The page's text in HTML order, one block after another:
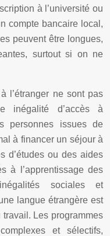
à l’université ou
compte bancaire local,
peuvent être longues,
surtout si on ne
l’étranger ne sont pas
inégalité d’accès à
personnes issues de
à financer un séjour à
d’études ou des aides
à l’apprentissage des
sociales et
langue étrangère est
Les programmes
et sélectifs,